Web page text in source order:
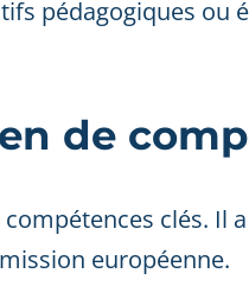
pédagogiques ou
de
clés. Il
européenne.